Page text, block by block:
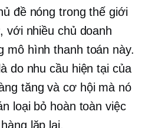
đề nóng trong thế giới
với nhiều chủ doanh
mô hình thanh toán này.
do nhu cầu hiện tại của
tăng và cơ hội mà nó
loại bỏ hoàn toàn việc
lặp lại.